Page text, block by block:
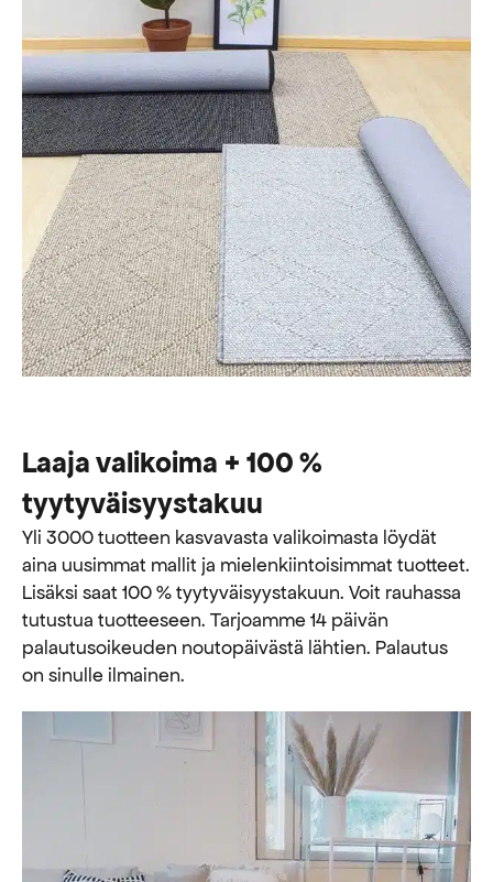
Laaja valikoima + 100 %
tyytyväisyystakuu
Yli 3000 tuotteen kasvavasta valikoimasta löydät
aina uusimmat mallit ja mielenkiintoisimmat tuotteet.
Lisäksi saat 100 % tyytyväisyystakuun. Voit rauhassa
tutustua tuotteeseen. Tarjoamme 14 päivän
palautusoikeuden noutopäivästä lähtien. Palautus
on sinulle ilmainen.